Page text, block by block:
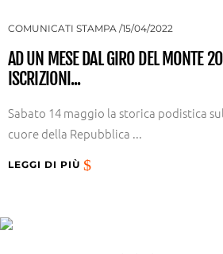
COMUNICATI STAMPA 15/04/2022
AD UN MESE DAL GIRO DEL MONTE
ISCRIZIONI...
Sabato 14 maggio la storica podistica
cuore della Repubblica ...
LEGGI DI PIÙ